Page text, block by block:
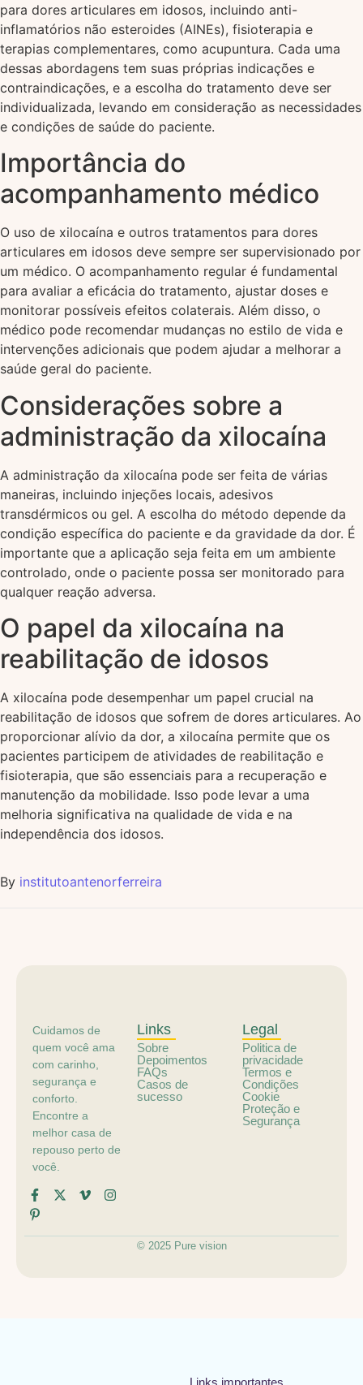
para dores articulares em idosos, incluindo anti-
inflamatórios não esteroides (AINEs), fisioterapia e
terapias complementares, como acupuntura. Cada uma
dessas abordagens tem suas próprias indicações e
contraindicações, e a escolha do tratamento deve ser
individualizada, levando em consideração as necessidades
e condições de saúde do paciente.
Importância do
acompanhamento médico
O uso de xilocaína e outros tratamentos para dores
articulares em idosos deve sempre ser supervisionado por
um médico. O acompanhamento regular é fundamental
para avaliar a eficácia do tratamento, ajustar doses e
monitorar possíveis efeitos colaterais. Além disso, o
médico pode recomendar mudanças no estilo de vida e
intervenções adicionais que podem ajudar a melhorar a
saúde geral do paciente.
Considerações sobre a
administração da xilocaína
A administração da xilocaína pode ser feita de várias
maneiras, incluindo injeções locais, adesivos
transdérmicos ou gel. A escolha do método depende da
condição específica do paciente e da gravidade da dor. É
importante que a aplicação seja feita em um ambiente
controlado, onde o paciente possa ser monitorado para
qualquer reação adversa.
O papel da xilocaína na
reabilitação de idosos
A xilocaína pode desempenhar um papel crucial na
reabilitação de idosos que sofrem de dores articulares. Ao
proporcionar alívio da dor, a xilocaína permite que os
pacientes participem de atividades de reabilitação e
fisioterapia, que são essenciais para a recuperação e
manutenção da mobilidade. Isso pode levar a uma
melhoria significativa na qualidade de vida e na
independência dos idosos.
By institutoantenorferreira
Cuidamos de
quem você ama
com carinho,
segurança e
conforto.
Encontre a
melhor casa de
repouso perto de
você.
Links
Sobre
Depoimentos
FAQs
Casos de
sucesso
Legal
Politica de
privacidade
Termos e
Condições
Cookie
Proteção e
Segurança
© 2025 Pure vision